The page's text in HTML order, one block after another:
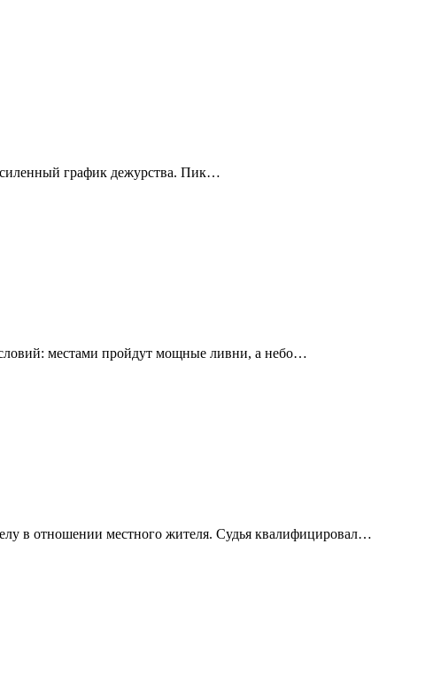
график дежурства. Пик…
местами пройдут мощные ливни, а небо…
в отношении местного жителя. Судья квалифицировал…